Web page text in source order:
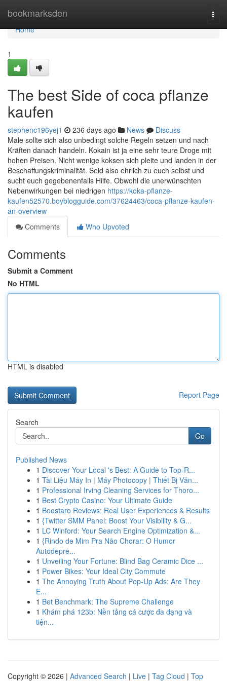
bookmarksden
Home
Home
1
The best Side of coca pflanze
kaufen
stephenc196yej1 236 days ago News
Discuss
Male sollte sich also unbedingt solche Regeln setzen und nach
Kräften danach handeln. Kokain ist ja eine sehr teure Droge mit
hohen Preisen. Nicht wenige koksen sich pleite und landen in der
Beschaffungskriminalität. Seid also ehrlich zu euch selbst und
sucht euch gegebenenfalls Hilfe. Obwohl die unerwünschten
Nebenwirkungen bei niedrigen https://koka-pflanze-
kaufen52570.boyblogguide.com/37624463/coca-pflanze-kaufen-
an-overview
Comments
Who Upvoted
Comments
Submit a Comment
No HTML
HTML is disabled
Report Page
Search
Go
Published News
1 Discover Your Local 's Best: A Guide to Top-R...
1 Tài Liệu Máy In | Máy Photocopy | Thiết Bị Văn...
1 Professional Irving Cleaning Services for Thoro...
1 Best Crypto Casino: Your Ultimate Guide
1 Boostaro Reviews: Real User Experiences & Results
1 {Twitter SMM Panel: Boost Your Visibility & G...
1 LC Winford: Your Search Engine Optimization &...
1 {Rindo de Mim Pra Não Chorar: O Humor
Autodepre...
1 Unveiling Your Fortune: Blind Bag Ceramic Dice ...
1 Power Bikes: Your Ideal City Commute
1 The Annoying Truth About Pop-Up Ads: Are They
E...
1 Bet Benchmark: The Supreme Challenge
1 Khám phá 123b: Nền tảng cá cược đa dạng và
tiện...
Copyright © 2026 | Advanced Search | Live | Tag Cloud | Top